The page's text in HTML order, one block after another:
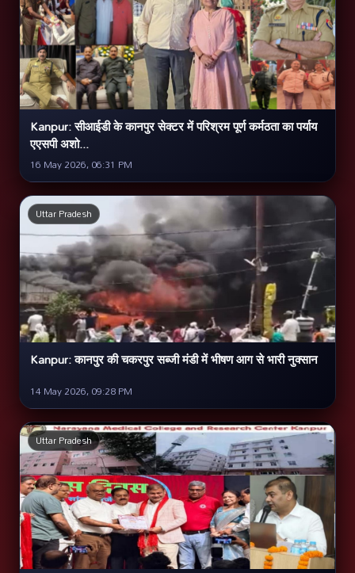
Kanpur: सीआईडी के कानपुर सेक्टर में परिश्रम पूर्ण कर्मठता का पर्याय
एएसपी अशो...
16 May 2026, 06:31 PM
Uttar Pradesh
Kanpur: कानपुर की चकरपुर सब्जी मंडी में भीषण आग से भारी नुक्सान
14 May 2026, 09:28 PM
Uttar Pradesh